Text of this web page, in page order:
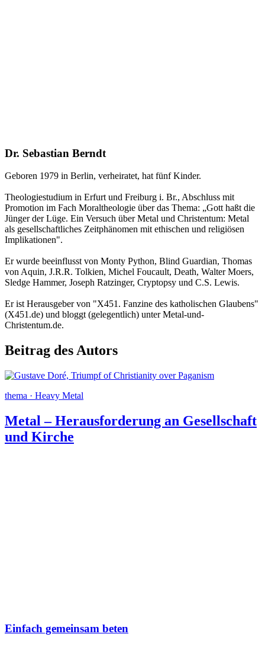
Dr. Sebastian Berndt
Geboren 1979 in Berlin, verheiratet, hat fünf Kinder.
Theologiestudium in Erfurt und Freiburg i. Br., Abschluss mit
Promotion im Fach Moraltheologie über das Thema: „Gott haßt die
Jünger der Lüge. Ein Versuch über Metal und Christentum: Metal
als gesellschaftliches Zeitphänomen mit ethischen und religiösen
Implikationen".
Er wurde beeinflusst von Monty Python, Blind Guardian, Thomas
von Aquin, J.R.R. Tolkien, Michel Foucault, Death, Walter Moers,
Sledge Hammer, Joseph Ratzinger, Cryptopsy und C.S. Lewis.
Er ist Herausgeber von "X451. Fanzine des katholischen Glaubens"
(X451.de) und bloggt (gelegentlich) unter Metal-und-
Christentum.de.
Beitrag des Autors
thema · Heavy Metal
Metal – Heraus­forderung an Gesell­schaft
und Kirche
Einfach gemeinsam beten